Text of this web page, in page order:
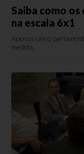
Saiba como
na escala 6x1
Apenas cinco
medida.